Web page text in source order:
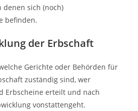
denen sich (noch)
befinden.
der Erbschaft
Gerichte oder Behörden für
zuständig sind, wer
Erbscheine erteilt und nach
vonstattengeht.